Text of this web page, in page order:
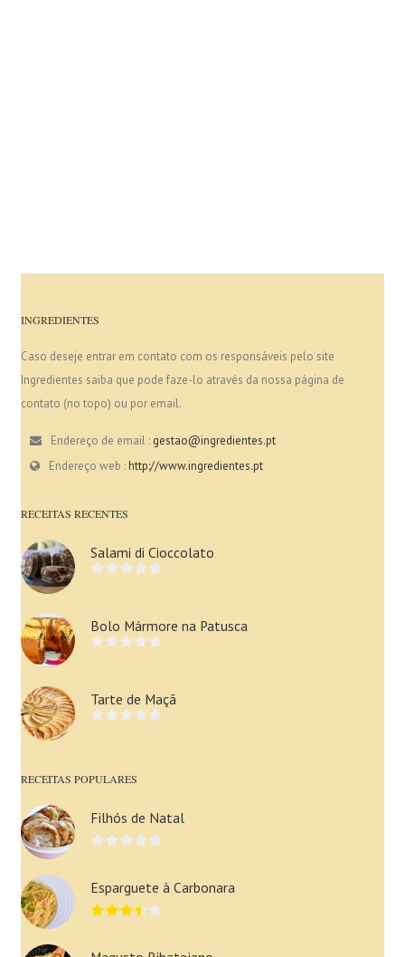
INGREDIENTES
Caso deseje entrar em contato com os responsáveis pelo site
Ingredientes saiba que pode faze-lo através da nossa página de
contato (no topo) ou por email.
Endereço de email : gestao@ingredientes.pt
Endereço web :http://www.ingredientes.pt
RECEITAS RECENTES
Salami di Cioccolato
Bolo Mármore na Patusca
Tarte de Maçã
RECEITAS POPULARES
Filhós de Natal
Esparguete à Carbonara